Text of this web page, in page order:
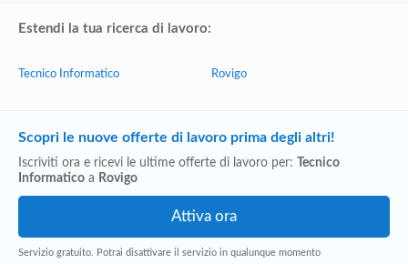
Estendi la tua ricerca di lavoro:
Tecnico Informatico Rovigo
Scopri le nuove offerte di lavoro prima degli altri!
Iscriviti ora e ricevi le ultime offerte di lavoro per:
Tecnico
Informatico a Rovigo
Servizio gratuito. Potrai disattivare il servizio in qualunque momento